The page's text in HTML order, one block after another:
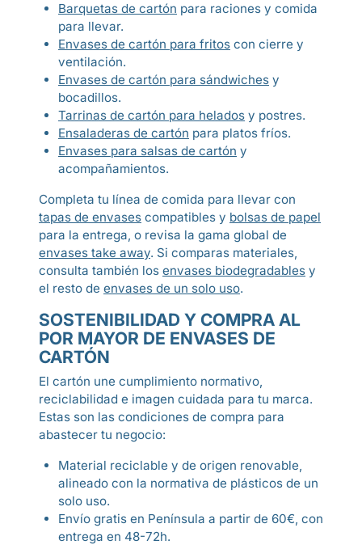
Barquetas de cartón para raciones y comida
para llevar.
Envases de cartón para fritos con cierre y
ventilación.
Envases de cartón para sándwiches y
bocadillos.
Tarrinas de cartón para helados y postres.
Ensaladeras de cartón para platos fríos.
Envases para salsas de cartón y
acompañamientos.
Completa tu línea de comida para llevar con
tapas de envases compatibles y bolsas de papel
para la entrega, o revisa la gama global de
envases take away. Si comparas materiales,
consulta también los envases biodegradables y
el resto de envases de un solo uso.
SOSTENIBILIDAD Y COMPRA AL
POR MAYOR DE ENVASES DE
CARTÓN
El cartón une cumplimiento normativo,
reciclabilidad e imagen cuidada para tu marca.
Estas son las condiciones de compra para
abastecer tu negocio:
Material reciclable y de origen renovable,
alineado con la normativa de plásticos de un
solo uso.
Envío gratis en Península a partir de 60€, con
entrega en 48-72h.